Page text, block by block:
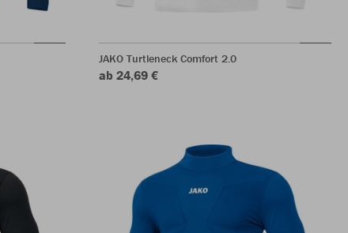
JAKO Turtleneck Comfort 2.0
ab 24,69 €